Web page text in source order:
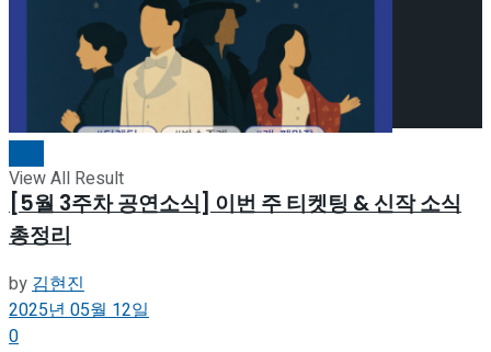
No Result
View All Result
No Result
View All Result
[5월 3주차 공연소식] 이번 주 티켓팅 & 신작 소식
총정리
by김현진
2025년 05월 12일
0